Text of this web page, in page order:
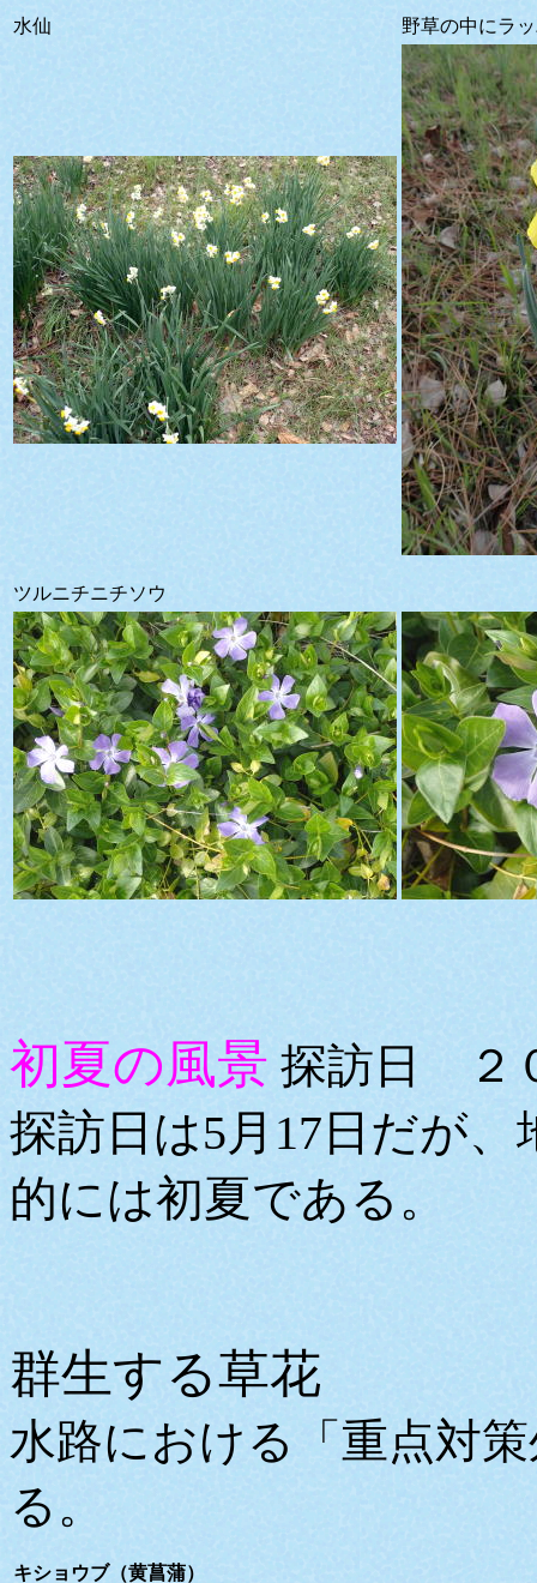
水仙 野草の中にラ
ツルニチニチソウ
初夏の風景 探訪日 ２
探訪日は5月17日だが
的には初夏である。
群生する草花
水路における「重点対
る。
キショウブ（黄菖蒲）